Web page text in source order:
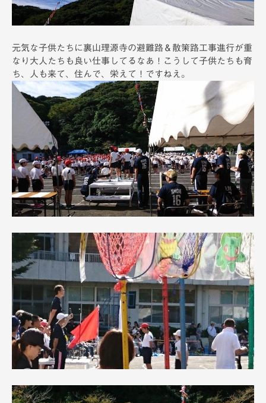
元気な子供たちに裏山理源寺の避難路＆散策路工事進行が重
なり大人たちも良い仕事してるなあ！こうして子供たちも育
ち、人も来て、住んで、栄えて！ですねえ。